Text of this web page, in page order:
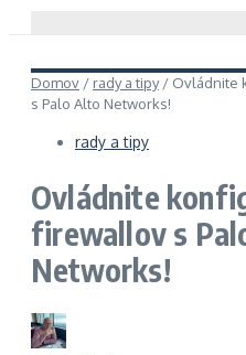
Domov / rady a tipy/ Ovládnite
s Palo Alto Networks!
rady a tipy
Ovládnite
firewallov s
Networks!